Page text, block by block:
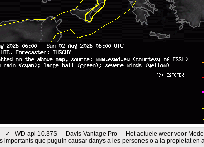
✓
WD-api 10.37S - Davis Vantage Pro - Het actuele weer voor
importants que puguin causar danys a les persones o a la propietat en